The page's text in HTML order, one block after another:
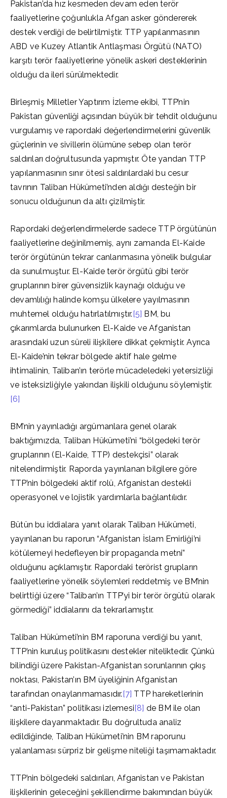
Pakistan’da hız kesmeden devam eden terör
faaliyetlerine çoğunlukla Afgan asker göndererek
destek verdiği de belirtilmiştir. TTP yapılanmasının
ABD ve Kuzey Atlantik Antlaşması Örgütü (NATO)
karşıtı terör faaliyetlerine yönelik askeri desteklerinin
olduğu da ileri sürülmektedir.
Birleşmiş Milletler Yaptırım İzleme ekibi, TTP’nin
Pakistan güvenliği açısından büyük bir tehdit olduğunu
vurgulamış ve rapordaki değerlendirmelerini güvenlik
güçlerinin ve sivillerin ölümüne sebep olan terör
saldırıları doğrultusunda yapmıştır. Öte yandan TTP
yapılanmasının sınır ötesi saldırılardaki bu cesur
tavrının Taliban Hükümeti’nden aldığı desteğin bir
sonucu olduğunun da altı çizilmiştir.
Rapordaki değerlendirmelerde sadece TTP örgütünün
faaliyetlerine değinilmemiş, aynı zamanda El-Kaide
terör örgütünün tekrar canlanmasına yönelik bulgular
da sunulmuştur. El-Kaide terör örgütü gibi terör
gruplarının birer güvensizlik kaynağı olduğu ve
devamlılığı halinde komşu ülkelere yayılmasının
muhtemel olduğu hatırlatılmıştır.[5] BM, bu
çıkarımlarda bulunurken El-Kaide ve Afganistan
arasındaki uzun süreli ilişkilere dikkat çekmiştir. Ayrıca
El-Kaide’nin tekrar bölgede aktif hale gelme
ihtimalinin, Taliban’ın terörle mücadeledeki yetersizliği
ve isteksizliğiyle yakından ilişkili olduğunu söylemiştir.
[6]
BM’nin yayınladığı argümanlara genel olarak
baktığımızda, Taliban Hükümeti’ni “bölgedeki terör
gruplarının (El-Kaide, TTP) destekçisi” olarak
nitelendirmiştir. Raporda yayınlanan bilgilere göre
TTP’nin bölgedeki aktif rolü, Afganistan destekli
operasyonel ve lojistik yardımlarla bağlantılıdır.
Bütün bu iddialara yanıt olarak Taliban Hükümeti,
yayınlanan bu raporun “Afganistan İslam Emirliği’ni
kötülemeyi hedefleyen bir propaganda metni”
olduğunu açıklamıştır. Rapordaki terörist grupların
faaliyetlerine yönelik söylemleri reddetmiş ve BM’nin
belirttiği üzere “Taliban’ın TTP’yi bir terör örgütü olarak
görmediği” iddialarını da tekrarlamıştır.
Taliban Hükümeti’nin BM raporuna verdiği bu yanıt,
TTP’nin kuruluş politikasını destekler niteliktedir. Çünkü
bilindiği üzere Pakistan-Afganistan sorunlarının çıkış
noktası, Pakistan’ın BM üyeliğinin Afganistan
tarafından onaylanmamasıdır.[7] TTP hareketlerinin
“anti-Pakistan” politikası izlemesi[8] de BM ile olan
ilişkilere dayanmaktadır. Bu doğrultuda analiz
edildiğinde, Taliban Hükümeti’nin BM raporunu
yalanlaması sürpriz bir gelişme niteliği taşımamaktadır.
TTP’nin bölgedeki saldırıları, Afganistan ve Pakistan
ilişkilerinin geleceğini şekillendirme bakımından büyük